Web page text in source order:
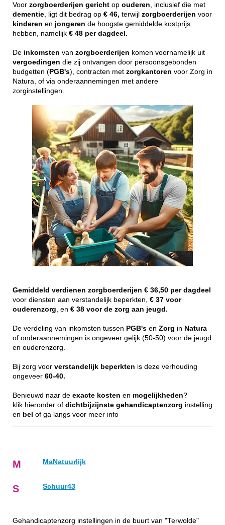
Voor zorgboerderijen gericht op ouderen , inclusief die met
dementie , ligt dit bedrag op € 46, terwijl zorgboerderijen voor
kinderen en jongeren de hoogste gemiddelde kostprijs
hebben, namelijk € 48 per dagdeel.
De inkomsten van zorgboerderijen komen voornamelijk uit
vergoedingen die zij ontvangen door persoonsgebonden
budgetten ( PGB's), contracten met zorgkantoren voor Zorg in
Natura, of via onderaannemingen met andere
zorginstellingen.
Gemiddeld verdienen zorgboerderijen € 36,50 per dagdeel
voor diensten aan verstandelijk beperkten, € 37 voor
ouderenzorg , en € 38 voor de zorg aan jeugd.
De verdeling van inkomsten tussen PGB's en Zorg in Natura
of onderaannemingen is ongeveer gelijk (50-50) voor de jeugd
en ouderenzorg.
Bij zorg voor verstandelijk beperkten is deze verhouding
ongeveer 60-40.
Benieuwd naar de exacte kosten en mogelijkheden?
klik hieronder of dichtbijzijnste gehandicaptenzorg instelling
en bel of ga langs voor meer info
M MaNatuurlijk
S Schuur43
Gehandicaptenzorg instellingen in de buurt van "Terwolde"